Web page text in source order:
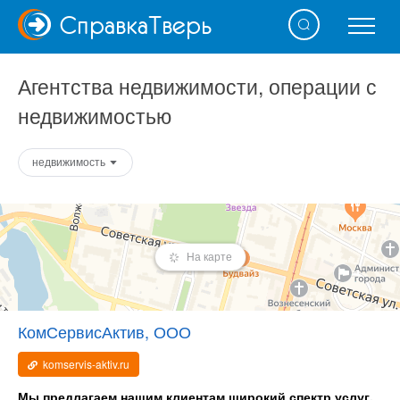
СправкаТверь
Агентства недвижимости, операции с
недвижимостью
недвижимость
На карте
КомСервисАктив, ООО
komservis-aktiv.ru
Мы предлагаем нашим клиентам широкий спектр услуг,